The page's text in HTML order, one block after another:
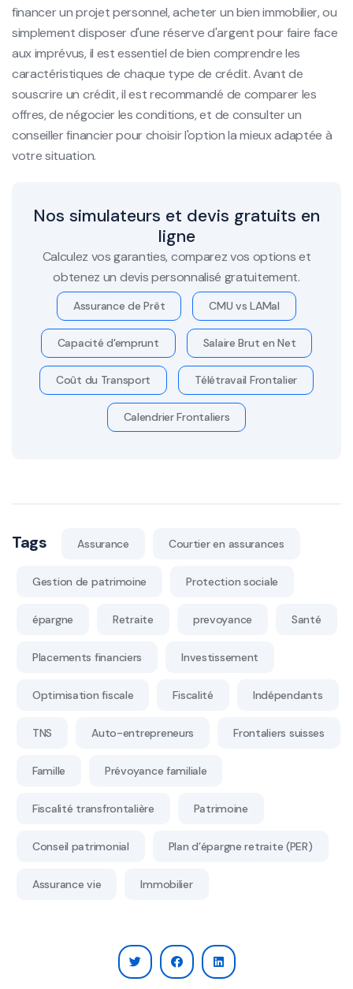
financer un projet personnel, acheter un bien immobilier, ou
simplement disposer d'une réserve d'argent pour faire face
aux imprévus, il est essentiel de bien comprendre les
caractéristiques de chaque type de crédit. Avant de
souscrire un crédit, il est recommandé de comparer les
offres, de négocier les conditions, et de consulter un
conseiller financier pour choisir l'option la mieux adaptée à
votre situation.
Nos simulateurs et devis gratuits en
ligne
Calculez vos garanties, comparez vos options et
obtenez un devis personnalisé gratuitement.
Assurance de Prêt CMU vs LAMal
Capacité d'emprunt Salaire Brut en Net
Coût du Transport Télétravail Frontalier
Calendrier Frontaliers
Tags Assurance Courtier en assurances
Gestion de patrimoine Protection sociale
épargne Retraite prevoyance Santé
Placements financiers Investissement
Optimisation fiscale Fiscalité Indépendants
TNS Auto-entrepreneurs Frontaliers suisses
Famille Prévoyance familiale
Fiscalité transfrontalière Patrimoine
Conseil patrimonial Plan d’épargne retraite (PER)
Assurance vie Immobilier